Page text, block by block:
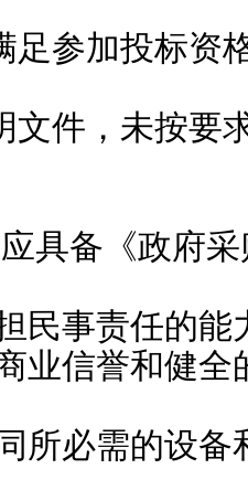
足参加投标资
文件，未按要
具备《政府
民事责任的能
业信誉和健
所必需的设